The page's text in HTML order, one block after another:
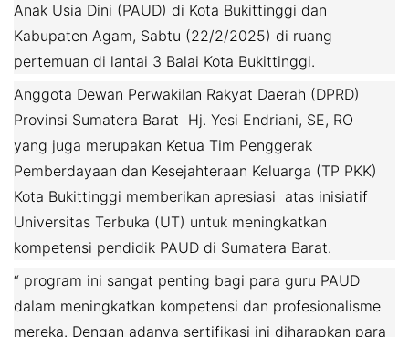
Anak Usia Dini (PAUD) di Kota Bukittinggi dan
Kabupaten Agam, Sabtu (22/2/2025) di ruang
pertemuan di lantai 3 Balai Kota Bukittinggi.
Anggota Dewan Perwakilan Rakyat Daerah (DPRD)
Provinsi Sumatera Barat Hj. Yesi Endriani, SE, RO
yang juga merupakan Ketua Tim Penggerak
Pemberdayaan dan Kesejahteraan Keluarga (TP PKK)
Kota Bukittinggi memberikan apresiasi atas inisiatif
Universitas Terbuka (UT) untuk meningkatkan
kompetensi pendidik PAUD di Sumatera Barat.
“ program ini sangat penting bagi para guru PAUD
dalam meningkatkan kompetensi dan profesionalisme
mereka. Dengan adanya sertifikasi ini diharapkan para